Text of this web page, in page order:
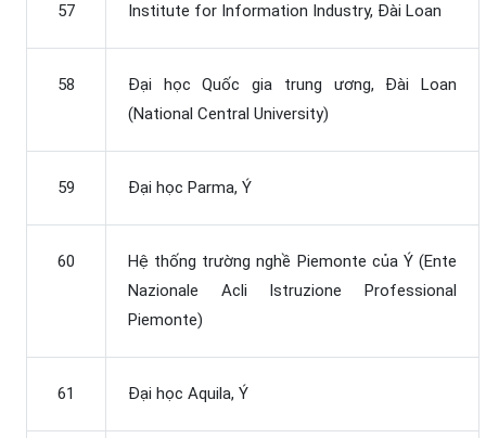
57 Institute for Information Industry, Đài Loan
58
Đại học Quốc gia trung ương, Đài Loan
(National Central University)
59 Đại học Parma, Ý
60
Hệ thống trường nghề Piemonte của Ý (Ente
Nazionale Acli Istruzione Professional
Piemonte)
61 Đại học Aquila, Ý